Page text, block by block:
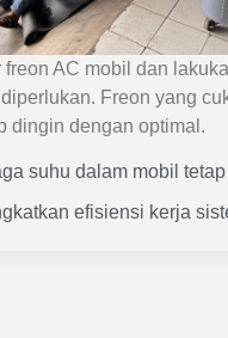
freon AC mobil dan
Freon yang
dingin dengan optimal.
suhu dalam mobil
efisiensi kerja